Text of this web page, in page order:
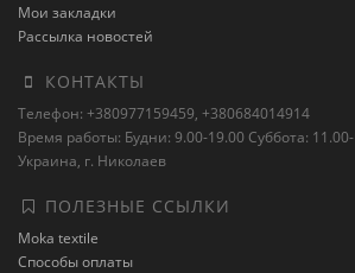
Мои закладки
Рассылка новостей
КОНТАКТЫ
Телефон: +380977159459, +380684014914
Время работы: Будни: 9.00-19.00 Суббота:
Украина, г. Николаев
ПОЛЕЗНЫЕ ССЫЛКИ
Moka textile
Способы оплаты